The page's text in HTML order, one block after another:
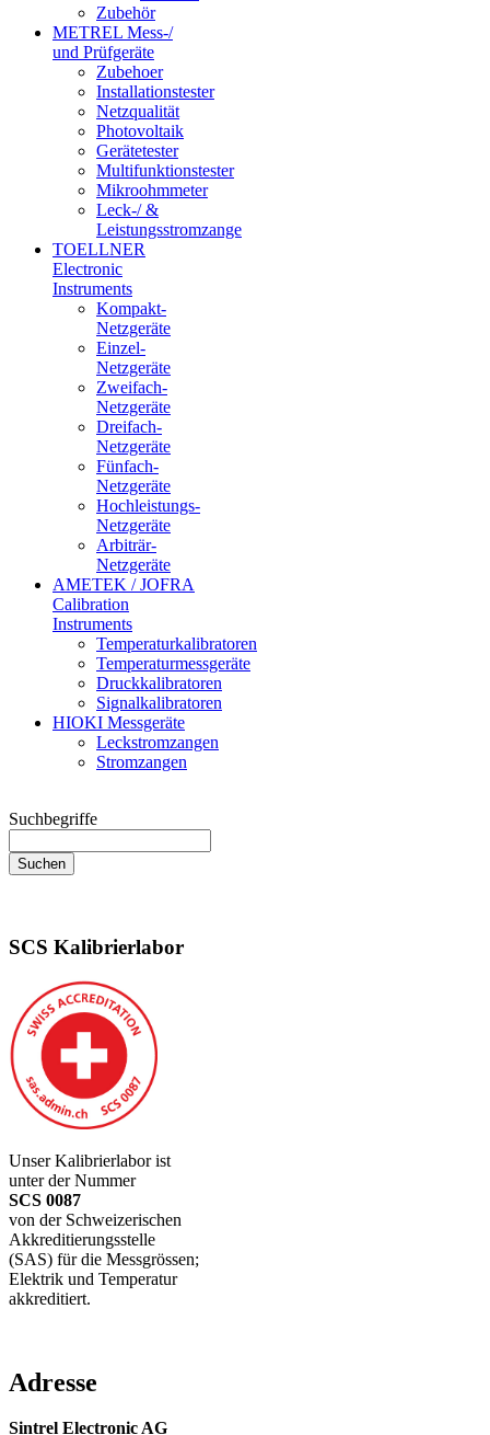
Zubehör
METREL Mess-/
und Prüfgeräte
Zubehoer
Installationstester
Netzqualität
Photovoltaik
Gerätetester
Multifunktionstester
Mikroohmmeter
Leck-/ &
Leistungsstromzange
TOELLNER
Electronic
Instruments
Kompakt-
Netzgeräte
Einzel-
Netzgeräte
Zweifach-
Netzgeräte
Dreifach-
Netzgeräte
Fünfach-
Netzgeräte
Hochleistungs-
Netzgeräte
Arbiträr-
Netzgeräte
AMETEK / JOFRA
Calibration
Instruments
Temperaturkalibratoren
Temperaturmessgeräte
Druckkalibratoren
Signalkalibratoren
HIOKI Messgeräte
Leckstromzangen
Stromzangen
Suchbegriffe
SCS Kalibrierlabor
Unser Kalibrierlabor ist
unter der Nummer
SCS 0087
von der Schweizerischen
Akkreditierungsstelle
(SAS) für die Messgrössen;
Elektrik und Temperatur
akkreditiert.
Adresse
Sintrel Electronic AG